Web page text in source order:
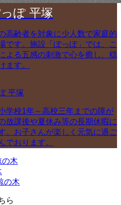
ぽ 平塚
高齢者を対象に少人数で家庭的
です。施設「ぽっぽ」では、こ
よる五感の刺激で心を癒し、穏
ます。
平塚
学校1年～高校三年までの障が
放課後や夏休み等の長期休暇に
。お子さんが楽しく元気に過ご
でおります。
木
の木
ら